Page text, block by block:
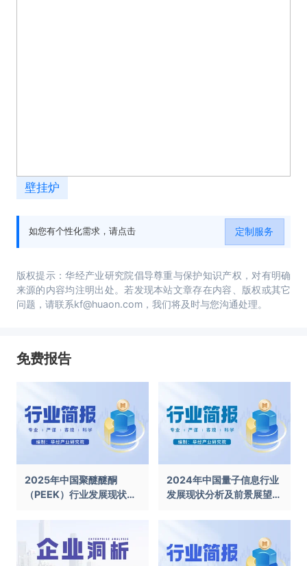
壁挂炉
如您有个性化需求，请点击 定制服务
版权提示：华经产业研究院倡导尊重与保护知识产权，对有明确
来源的内容均注明出处。若发现本站文章存在内容、版权或其它
问题，请联系kf@huaon.com，我们将及时与您沟通处理。
免费报告
2025年中国聚醚醚酮
（PEEK）行业发展现状及
2024年中国量子信息行业
发展现状分析及前景展望报